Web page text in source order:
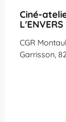
Ciné-
L'ENVERS
CGR
Garrisson,